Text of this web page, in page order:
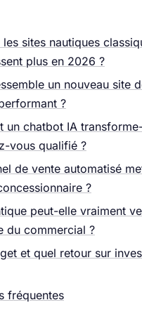
sites nautiques
plus en 2026 ?
un nouveau site
?
un chatbot IA
vous qualifié ?
de vente automatisé
?
peut-elle vraiment
du commercial ?
et quel retour sur
fréquentes